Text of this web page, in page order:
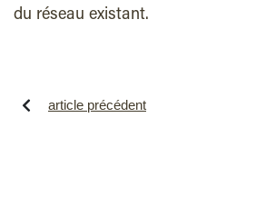
du réseau existant.
article précédent